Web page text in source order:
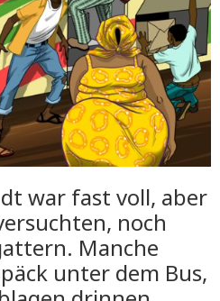
war fast voll, aber
noch
Manche
unter dem Bus,